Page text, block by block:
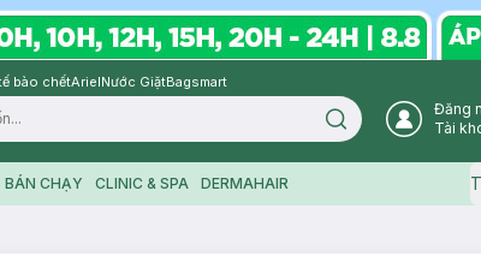
bào chếtArielNước GiặtBagsmart
Search icon
Đăng
Tài
BÁN CHẠY CLINIC & SPA DERMAHAIR